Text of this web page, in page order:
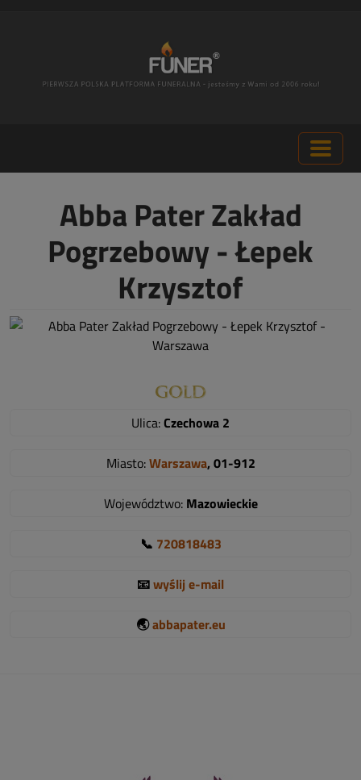
Abba Pater Zakład
Pogrzebowy - Łepek
Krzysztof
Ulica:Czechowa 2
Miasto:Warszawa, 01-912
Województwo: Mazowieckie
📞 720818483
📧wyślij e-mail
🌏abbapater.eu